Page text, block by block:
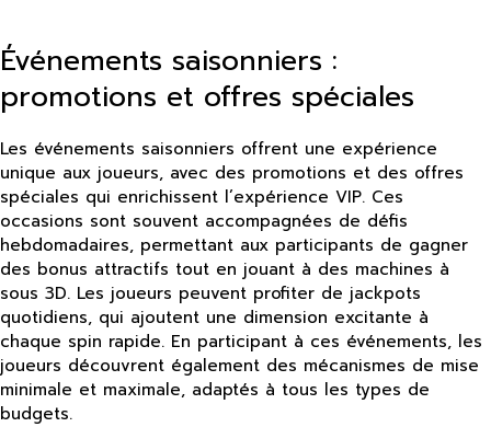
Événements saisonniers :
promotions et offres spéciales
Les événements saisonniers offrent une expérience
unique aux joueurs, avec des promotions et des offres
spéciales qui enrichissent l’expérience VIP. Ces
occasions sont souvent accompagnées de défis
hebdomadaires, permettant aux participants de gagner
des bonus attractifs tout en jouant à des machines à
sous 3D. Les joueurs peuvent profiter de jackpots
quotidiens, qui ajoutent une dimension excitante à
chaque spin rapide. En participant à ces événements, les
joueurs découvrent également des mécanismes de mise
minimale et maximale, adaptés à tous les types de
budgets.